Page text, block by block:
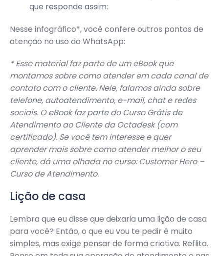
que responde assim:
Nesse infográfico*, você confere outros pontos de
atenção no uso do WhatsApp:
* Esse material faz parte de um eBook que
montamos sobre como atender em cada canal de
contato com o cliente. Nele, falamos ainda sobre
telefone, autoatendimento, e-mail, chat e redes
sociais. O eBook faz parte do Curso Grátis de
Atendimento ao Cliente da Octadesk (com
certificado). Se você tem interesse e quer
aprender mais sobre como atender melhor o seu
cliente, dá uma olhada no curso: Customer Hero –
Curso de Atendimento.
Lição de casa
Lembra que eu disse que deixaria uma lição de casa
para você? Então, o que eu vou te pedir é muito
simples, mas exige pensar de forma criativa. Reflita.